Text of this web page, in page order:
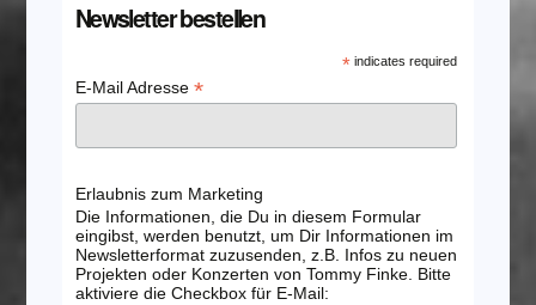
Newsletter bestellen
* indicates required
E-Mail Adresse *
Erlaubnis zum Marketing
Die Informationen, die Du in diesem Formular
eingibst, werden benutzt, um Dir Informationen im
Newsletterformat zuzusenden, z.B. Infos zu neuen
Projekten oder Konzerten von Tommy Finke. Bitte
aktiviere die Checkbox für E-Mail: